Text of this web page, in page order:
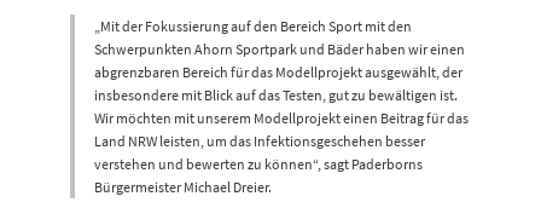
„Mit der Fokussierung auf den Bereich Sport mit den
Schwerpunkten Ahorn Sportpark und Bäder haben wir einen
abgrenzbaren Bereich für das Modellprojekt ausgewählt, der
insbesondere mit Blick auf das Testen, gut zu bewältigen ist.
Wir möchten mit unserem Modellprojekt einen Beitrag für das
Land NRW leisten, um das Infektionsgeschehen besser
verstehen und bewerten zu können“, sagt Paderborns
Bürgermeister Michael Dreier.